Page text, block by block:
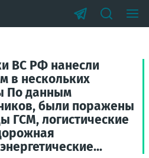
ВС РФ нанесли
в нескольких
По данным
были поражены
ГСМ, логистические